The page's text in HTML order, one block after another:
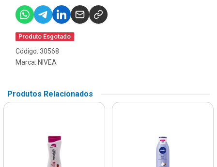
Produto Esgotado
Código: 30568
Marca: NIVEA
Produtos Relacionados